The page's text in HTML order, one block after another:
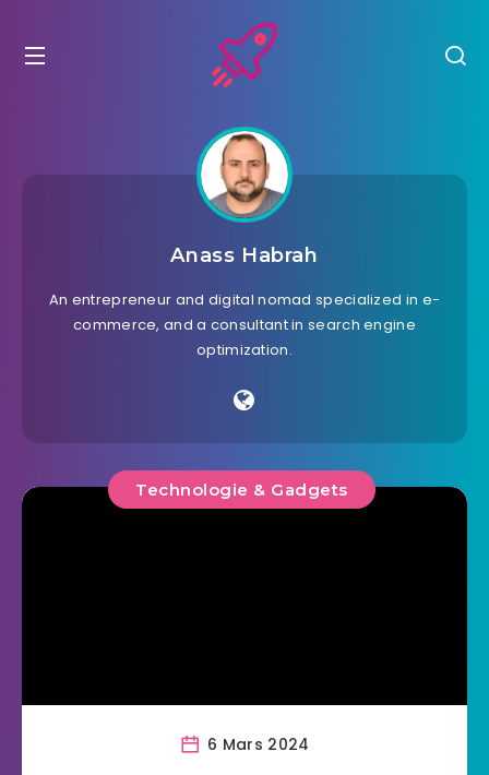
Anass Habrah
An entrepreneur and digital nomad specialized in e-
commerce, and a consultant in search engine
optimization.
Technologie & Gadgets
6 Mars 2024